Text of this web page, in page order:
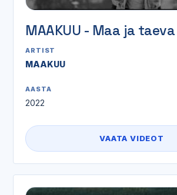
MAAKUU - Maa ja
ARTIST
MAAKUU
AASTA
2022
VAATA VIDEOT